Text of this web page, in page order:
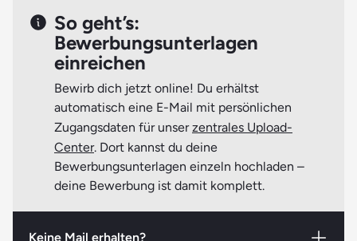
* kann bis Ausbildungsbeginn nachgereicht werden
Beachte bitte:Möglicherweise werden zu Beginn deiner
Ausbildung zum Ergotherapeuten bzw. zur
Ergotherapeutin weitere aktuelle Nachweise (Atteste,
Bescheinigungen etc.) benötigt. Genaueres erfährst du
rechtzeitig vorab.
So geht’s:
Bewerbungsunterlagen
einreichen
Bewirb dich jetzt online! Du erhältst
automatisch eine E-Mail mit persönlichen
Zugangsdaten für unserzentrales Upload-
Center. Dort kannst du deine
Bewerbungsunterlagen einzeln hochladen –
deine Bewerbung ist damit komplett.
Keine Mail erhalten?